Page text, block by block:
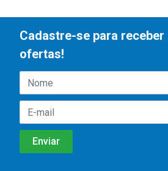
Cadastre-se para receber
ofertas!